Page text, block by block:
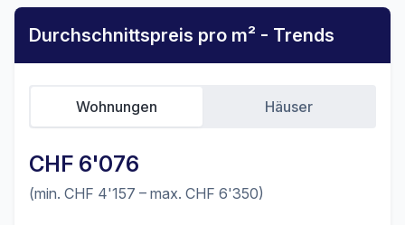
Durchschnittspreis pro m² - Trends
CHF 6'076
(min. CHF 4'157 – max. CHF 6'350)
Wohnungen Häuser